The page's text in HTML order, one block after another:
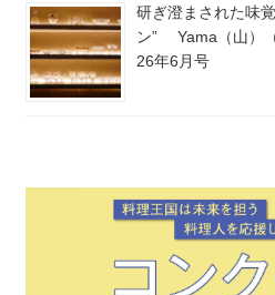
研ぎ澄まされた味
ン” Yama（山）
26年6月号